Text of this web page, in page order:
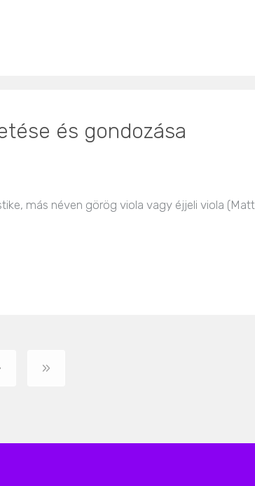
és gondozása
más néven görög viola vagy éjjeli viola
»